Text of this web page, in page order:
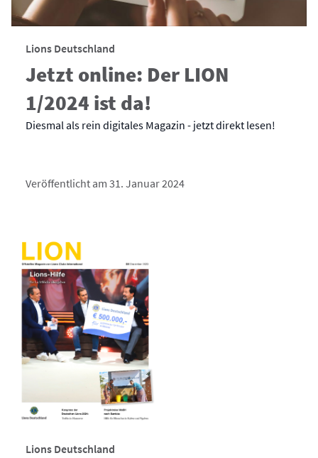
Lions Deutschland
Jetzt online: Der LION
1/2024 ist da!
Diesmal als rein digitales Magazin - jetzt direkt lesen!
Veröffentlicht am 31. Januar 2024
Lions Deutschland